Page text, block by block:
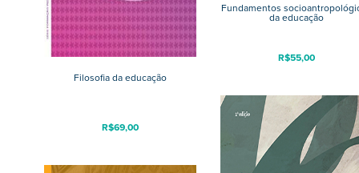
Fundamentos
da educação
R$55,00
Filosofia da educação
R$69,00